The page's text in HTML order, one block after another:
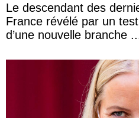
Le descendant des
France révélé par un
d’une nouvelle branche